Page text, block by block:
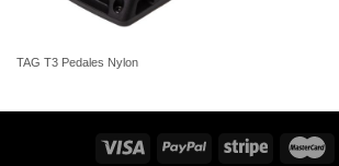
TAG T3 Pedales Nylon